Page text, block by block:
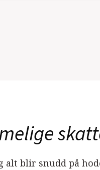
blir snudd på